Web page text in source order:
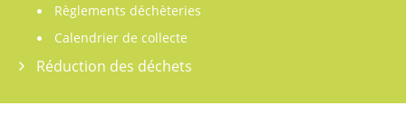
Règlements déchèteries
Calendrier de collecte
Réduction des déchets